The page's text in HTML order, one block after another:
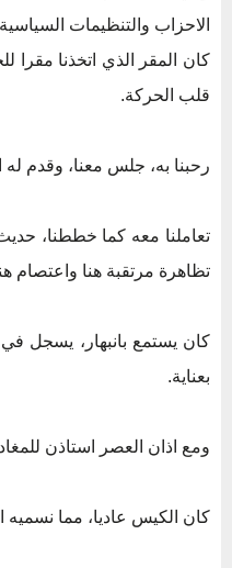
الاحزاب والتنظيمات
كان المقر الذي اتخذنا مقرا
قلب الحركة.
رحبنا به، جلس معنا، وقدم
تعاملنا معه كما خططنا،
تظاهرة مرتقبة هنا واعتصام
كان يستمع بانبهار، يسجل
بعناية.
ومع اذان العصر استاذن
كان الكيس عاديا، مما نسميه